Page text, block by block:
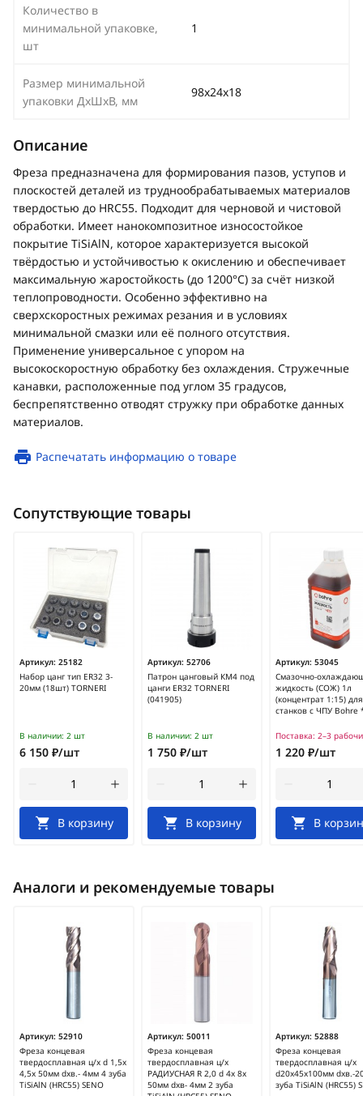
Количество в
минимальной упаковке,
шт
1
Размер минимальной
упаковки ДхШхВ, мм
98х24х18
Описание
Фреза предназначена для формирования пазов, уступов и
плоскостей деталей из труднообрабатываемых материалов
твердостью до HRC55. Подходит для черновой и чистовой
обработки. Имеет нанокомпозитное износостойкое
покрытие TiSiAlN, которое характеризуется высокой
твёрдостью и устойчивостью к окислению и обеспечивает
максимальную жаростойкость (до 1200°C) за счёт низкой
теплопроводности. Особенно эффективно на
сверхскоростных режимах резания и в условиях
минимальной смазки или её полного отсутствия.
Применение универсальное с упором на
высокоскоростную обработку без охлаждения. Стружечные
канавки, расположенные под углом 35 градусов,
беспрепятственно отводят стружку при обработке данных
материалов.
Распечатать информацию о товаре
Сопутствующие товары
Артикул: 25182
Набор цанг тип ER32 3-
20мм (18шт) TORNERI
В наличии: 2 шт
6 150 ₽/шт
В корзину
Артикул: 52706
Патрон цанговый КМ4 под
цанги ER32 TORNERI
(041905)
В наличии: 2 шт
1 750 ₽/шт
В корзину
Артикул: 53045
Смазочно-
жидкость (СОЖ) 1л
(концентрат 1:15) для
станков с ЧПУ Bohre
Поставка: 2–3
1 220 ₽/шт
В
Аналоги и рекомендуемые товары
Артикул: 52910
Фреза концевая
твердосплавная ц/х d 1,5х
4,5х 50мм dхв.- 4мм 4 зуба
TiSiAlN (HRC55) SENO
Артикул: 50011
Фреза концевая
твердосплавная ц/х
РАДИУСНАЯ R 2,0 d 4x 8х
50мм dхв- 4мм 2 зуба
Артикул: 52888
Фреза концевая
твердосплавная ц/х
d20х45х100мм dхв.-
зуба TiSiAlN (HRC55)